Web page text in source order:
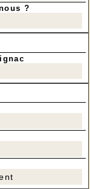
?